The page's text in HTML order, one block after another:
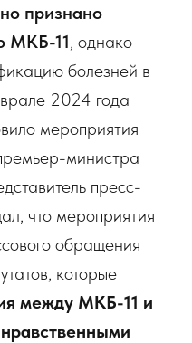
признано
МКБ-11, однако
болезней в
2024 года
мероприятия
министра
пресс-
что мероприятия
обращения
которые
между МКБ-11 и